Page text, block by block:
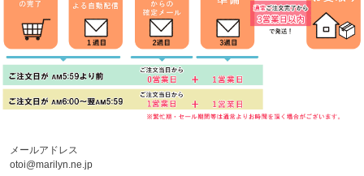
メールアドレス
otoi@marilyn.ne.jp